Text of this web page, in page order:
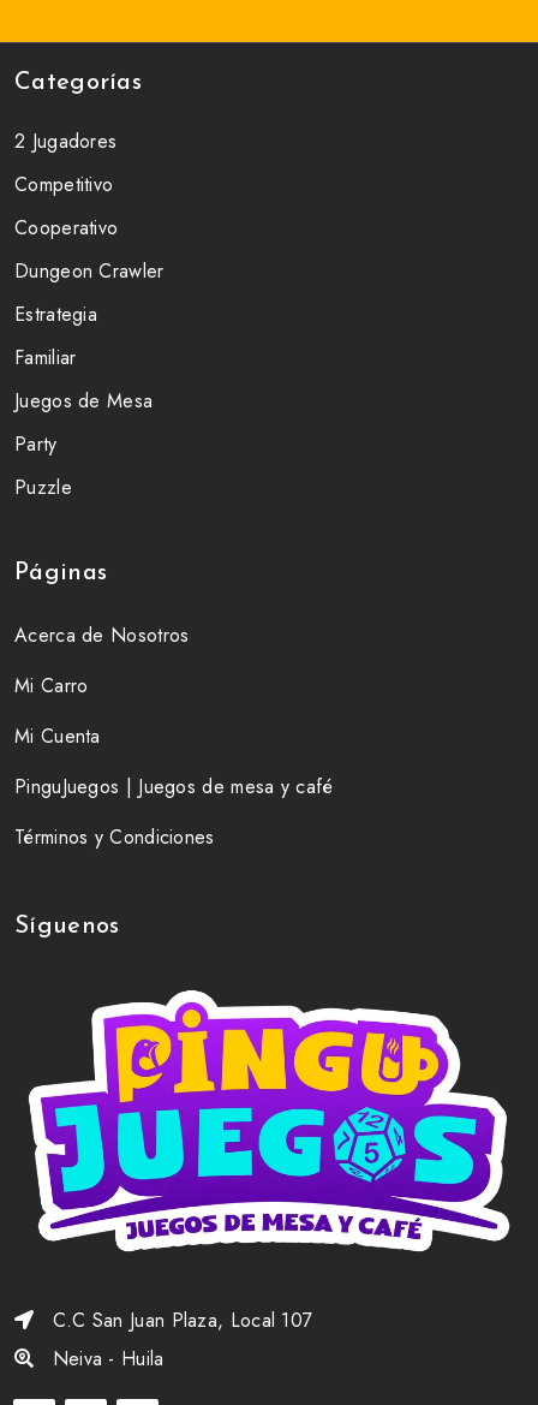
Categorías
2 Jugadores
Competitivo
Cooperativo
Dungeon Crawler
Estrategia
Familiar
Juegos de Mesa
Party
Puzzle
Páginas
Acerca de Nosotros
Mi Carro
Mi Cuenta
PinguJuegos | Juegos de mesa y café
Términos y Condiciones
Síguenos
C.C San Juan Plaza, Local 107
Neiva - Huila